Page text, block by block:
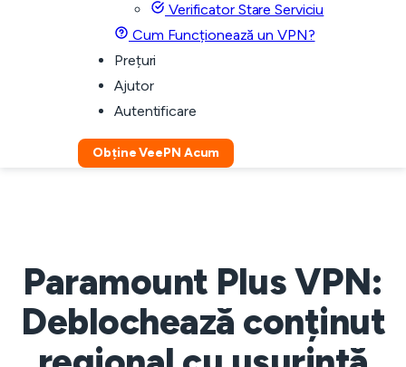
Verificator Stare Serviciu
Cum Funcționează un VPN?
Prețuri
Ajutor
Autentificare
Obține VeePN Acum
Paramount Plus VPN:
Deblochează conținut